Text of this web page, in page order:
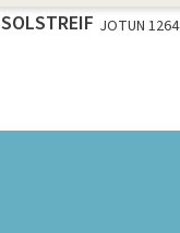
SOLSTREIF JOTUN 1264